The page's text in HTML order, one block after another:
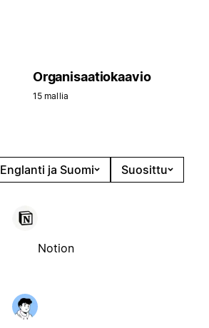
Organisaatiokaavio
15 mallia
Englanti ja Suomi Suosittu
Notion